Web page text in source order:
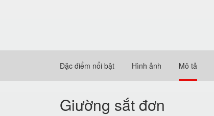
Đặc điểm nổi bật Hình ảnh Mô tả
Giường sắt đơn